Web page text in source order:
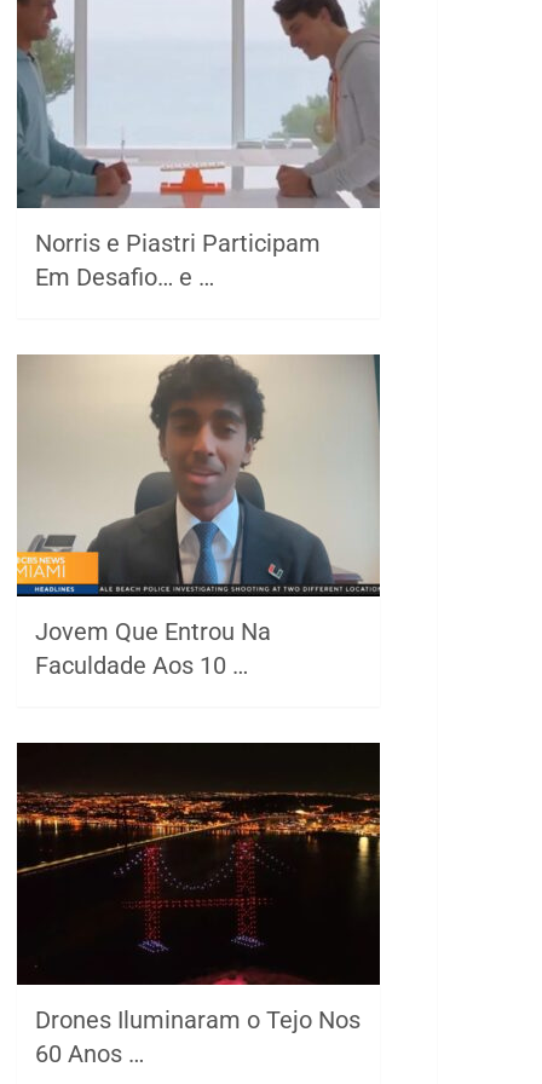
Norris e Piastri Participam
Em Desafio… e …
Jovem Que Entrou Na
Faculdade Aos 10 …
Drones Iluminaram o Tejo Nos
60 Anos …